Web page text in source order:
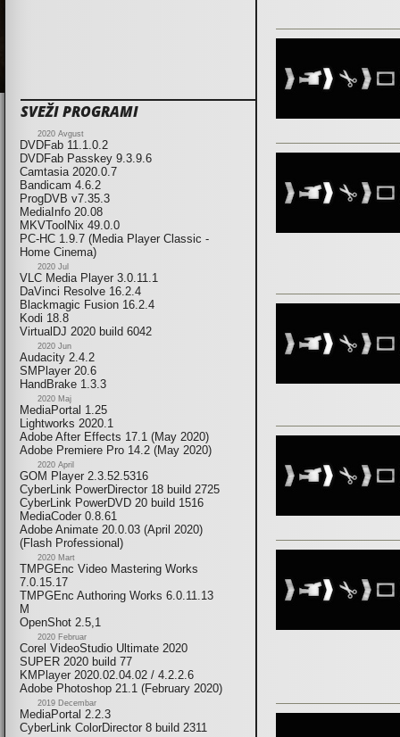
SVEŽI PROGRAMI
2020 Avgust
DVDFab 11.1.0.2
DVDFab Passkey 9.3.9.6
Camtasia 2020.0.7
Bandicam 4.6.2
ProgDVB v7.35.3
MediaInfo 20.08
MKVToolNix 49.0.0
PC-HC 1.9.7 (Media Player Classic -
Home Cinema)
2020 Jul
VLC Media Player 3.0.11.1
DaVinci Resolve 16.2.4
Blackmagic Fusion 16.2.4
Kodi 18.8
VirtualDJ 2020 build 6042
2020 Jun
Audacity 2.4.2
SMPlayer 20.6
HandBrake 1.3.3
2020 Maj
MediaPortal 1.25
Lightworks 2020.1
Adobe After Effects 17.1 (May 2020)
Adobe Premiere Pro 14.2 (May 2020)
2020 April
GOM Player 2.3.52.5316
CyberLink PowerDirector 18 build 2725
CyberLink PowerDVD 20 build 1516
MediaCoder 0.8.61
Adobe Animate 20.0.03 (April 2020)
(Flash Professional)
2020 Mart
TMPGEnc Video Mastering Works
7.0.15.17
TMPGEnc Authoring Works 6.0.11.13
M
OpenShot 2.5,1
2020 Februar
Corel VideoStudio Ultimate 2020
SUPER 2020 build 77
KMPlayer 2020.02.04.02 / 4.2.2.6
Adobe Photoshop 21.1 (February 2020)
2019 Decembar
MediaPortal 2.2.3
CyberLink ColorDirector 8 build 2311